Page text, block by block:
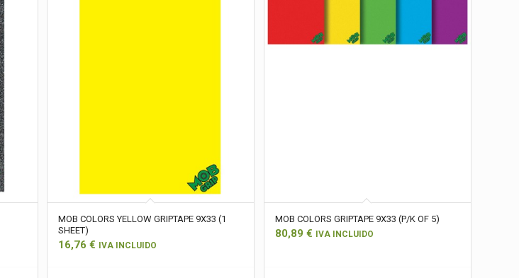
MOB COLORS YELLOW GRIPTAPE 9X33 (1
SHEET)
16,76€ IVA INCLUIDO
MOB COLORS GRIPTAPE 9X33 (P/K OF 5)
80,89 € IVA INCLUIDO